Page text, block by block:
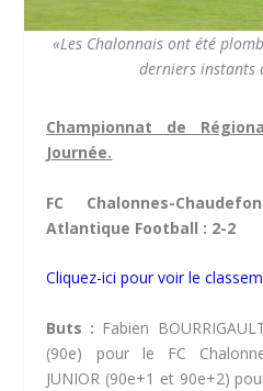
«Les Chalonnais ont été
derniers instants
Championnat de
Journée.
FC Chalonnes-
Atlantique Football : 2-2
Cliquez-ici pour voir le
Buts : Fabien
(90e) pour le FC
JUNIOR (90e+1 et 90e+2)